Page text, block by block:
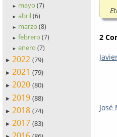
► mayo (7)
► abril (6)
► marzo (8)
► febrero (7)
► enero (7)
► 2022 (79)
► 2021 (79)
► 2020 (80)
► 2019 (88)
► 2018 (74)
► 2017 (83)
2